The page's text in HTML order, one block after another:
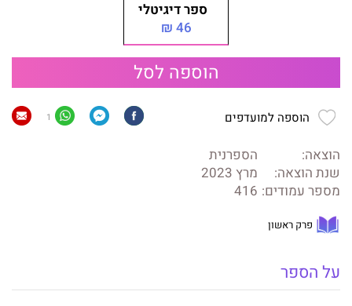
ספר דיגיטלי
46 ₪
הוספה לסל
הוספה למועדפים 1
הוצאה:
הספרנית
שנת הוצאה:
מרץ 2023
מספר עמודים: 416
פרק ראשון
על הספר